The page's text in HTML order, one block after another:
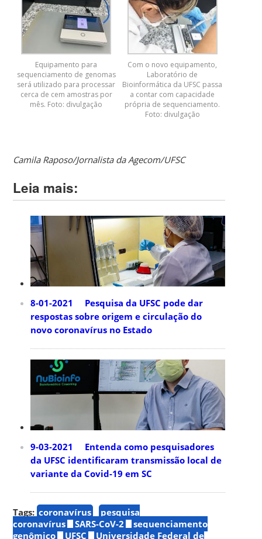
Equipamento para
sequenciamento de genomas
será utilizado para processar
cerca de cem amostras por
mês. Foto: divulgação
Com o novo equipamento,
Laboratório de
Bioinformática da UFSC passa
a contar com capacidade
própria de sequenciamento.
Foto: divulgação
Camila Raposo/Jornalista da Agecom/UFSC
Leia mais:
8-01-2021 Pesquisa da UFSC pode dar
respostas sobre origem e circulação do
novo coronavírus no Estado
9-03-2021 Entenda como pesquisadores
da UFSC identificaram transmissão local de
variante da Covid-19 em SC
Tags: coronavírus
pesquisa
coronavírus
SARS-CoV-2
sequenciamento
genômico
UFSC Universidade Federal de